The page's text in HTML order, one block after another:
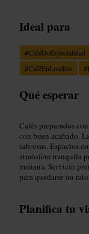
Ideal para
#CaféDeEspecialidad
#CaféEnLondres #
Qué esperar
Cafés preparados
con buen acabado.
sabrosas. Espacios
atmósfera tranquila
mañana. Servicio
para quedarse un rato.
Planifica tu